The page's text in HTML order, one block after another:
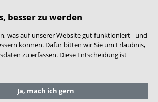
besser zu werden
was auf unserer Website gut funktioniert - und
können. Dafür bitten wir Sie um Erlaubnis,
zu erfassen. Diese Entscheidung ist
Ja, mach ich gern
sich hier: Service
Aktuelles
aktuell
Im Gespräch